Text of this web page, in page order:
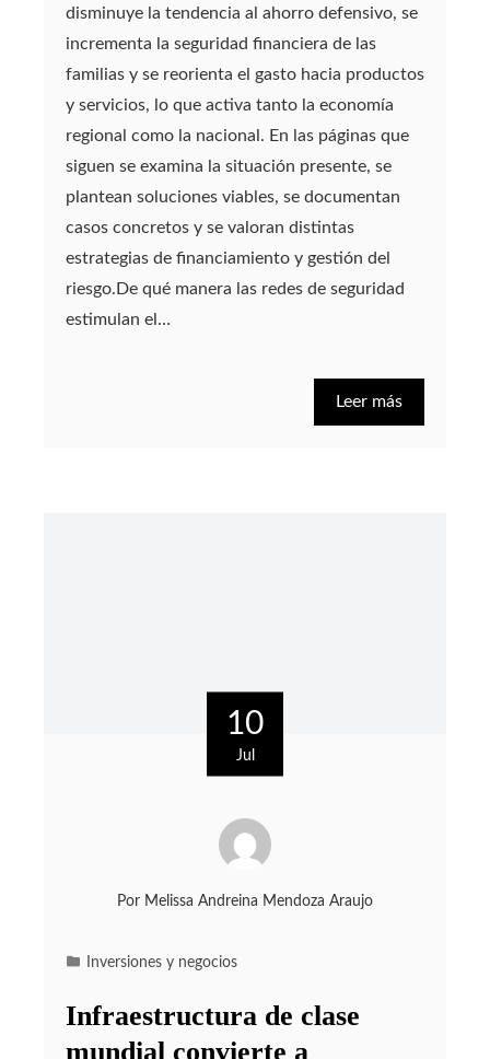
disminuye la tendencia al ahorro defensivo, se
incrementa la seguridad financiera de las
familias y se reorienta el gasto hacia productos
y servicios, lo que activa tanto la economía
regional como la nacional. En las páginas que
siguen se examina la situación presente, se
plantean soluciones viables, se documentan
casos concretos y se valoran distintas
estrategias de financiamiento y gestión del
riesgo.De qué manera las redes de seguridad
estimulan el…
Leer más
10
Jul
Por Melissa Andreina Mendoza Araujo
Inversiones y negocios
Infraestructura de clase
mundial convierte a